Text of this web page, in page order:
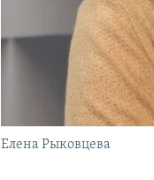
Елена Рыковцева